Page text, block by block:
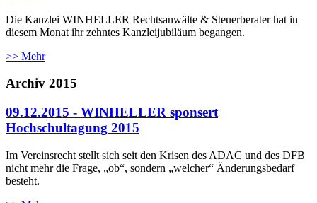
Die Kanzlei WINHELLER Rechtsanwälte & Steuerberater hat in
diesem Monat ihr zehntes Kanzleijubiläum begangen.
>> Mehr
Archiv 2015
09.12.2015 - WINHELLER sponsert
Hochschultagung 2015
Im Vereinsrecht stellt sich seit den Krisen des ADAC und des DFB
nicht mehr die Frage, „ob“, sondern „welcher“ Änderungsbedarf
besteht.